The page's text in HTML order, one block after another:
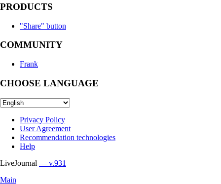
PRODUCTS
"Share" button
COMMUNITY
Frank
CHOOSE LANGUAGE
Privacy Policy
User Agreement
Recommendation technologies
Help
LiveJournal — v.931
Main